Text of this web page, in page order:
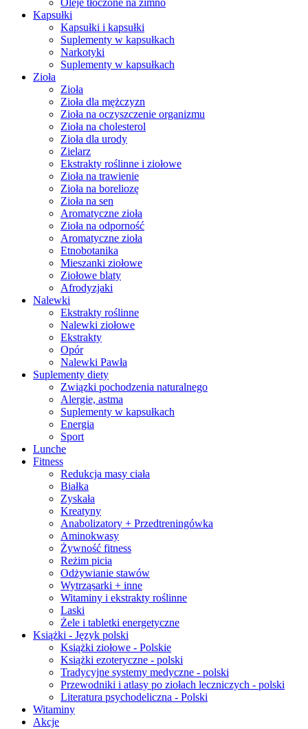
Oleje tłoczone na zimno
Kapsułki
Kapsułki i kapsułki
Suplementy w kapsułkach
Narkotyki
Suplementy w kapsułkach
Zioła
Zioła
Zioła dla mężczyzn
Zioła na oczyszczenie organizmu
Zioła na cholesterol
Zioła dla urody
Zielarz
Ekstrakty roślinne i ziołowe
Zioła na trawienie
Zioła na boreliozę
Zioła na sen
Aromatyczne zioła
Zioła na odporność
Aromatyczne zioła
Etnobotanika
Mieszanki ziołowe
Ziołowe blaty
Afrodyzjaki
Nalewki
Ekstrakty roślinne
Nalewki ziołowe
Ekstrakty
Opór
Nalewki Pawła
Suplementy diety
Związki pochodzenia naturalnego
Alergie, astma
Suplementy w kapsułkach
Energia
Sport
Lunche
Fitness
Redukcja masy ciała
Białka
Zyskała
Kreatyny
Anabolizatory + Przedtreningówka
Aminokwasy
Żywność fitness
Reżim picia
Odżywianie stawów
Wytrząsarki + inne
Witaminy i ekstrakty roślinne
Laski
Żele i tabletki energetyczne
Książki - Język polski
Książki ziołowe - Polskie
Książki ezoteryczne - polski
Tradycyjne systemy medyczne - polski
Przewodniki i atlasy po ziołach leczniczych - polski
Literatura psychodeliczna - Polski
Witaminy
Akcje